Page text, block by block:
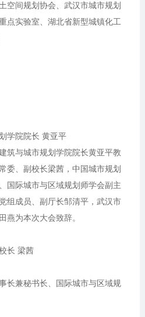
空间规划协会、武汉市城市规划
点实验室、湖北省新型城镇化工
学院院长 黄亚平
筑与城市规划学院院长黄亚平教
委、副校长梁茜，中国城市规划
国际城市与区域规划师学会副主
组成员、副厅长邹清平，武汉市
燕为本次大会致辞。
长 梁茜
长兼秘书长、国际城市与区域规